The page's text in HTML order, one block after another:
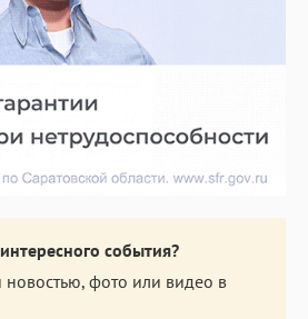
события?
новостью, фото или видео в